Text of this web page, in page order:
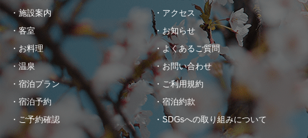
施設案内
客室
お料理
温泉
アクセス
お知らせ
宿泊プラン
宿泊予約
ご予約確認
よくあるご質問
お問い合わせ
ご利用規約
宿泊約款
SDGsへの取り組みについて